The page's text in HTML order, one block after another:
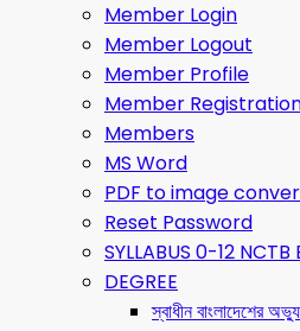
Member Login
Member Logout
Member Profile
Member
Members
MS Word
PDF to image
Reset Password
SYLLABUS 0-12 NCTB
DEGREE
স্বাধীন বাংলাদেশের